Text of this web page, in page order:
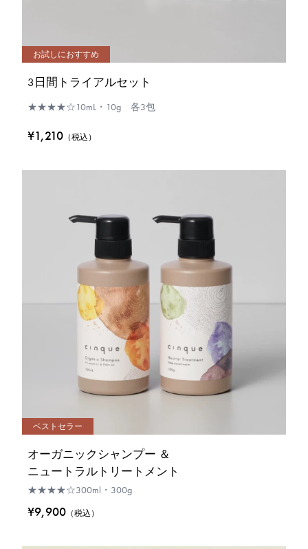
お試しにおすすめ
3日間トライアルセット
★★★★☆10mL・10g 各3包
¥1,210 （税込）
ベストセラー
オーガニックシャンプー ＆
ニュートラルトリートメント
★★★★☆300ml・300g
¥9,900 （税込）